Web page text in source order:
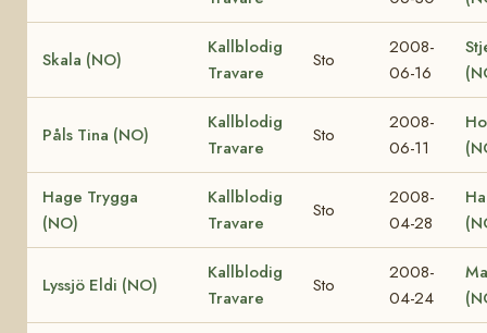
Skala (NO)
Kallblodig
Travare
Sto
2008-
06-16
Påls Tina (NO)
Kallblodig
Travare
Sto
2008-
06-11
Hage Trygga
(NO)
Kallblodig
Travare
Sto
2008-
04-28
Lyssjö Eldi (NO)
Kallblodig
Travare
Sto
2008-
04-24